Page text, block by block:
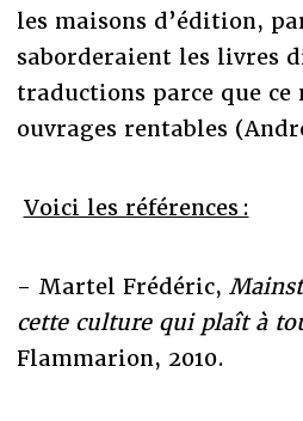
les maisons d’édition,
saborderaient les livres
traductions parce que ce
ouvrages rentables
Voici les références :
- Martel Frédéric,
cette culture qui plaît à
Flammarion, 2010.